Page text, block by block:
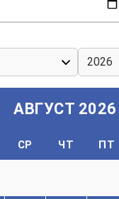
АВГУСТ 2026
СР ЧТ ПТ